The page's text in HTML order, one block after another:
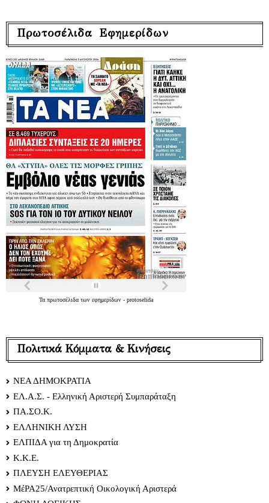
Πρωτοσέλιδα Εφημερίδων
Τα πρωτοσέλιδα των εφημερίδων - protoselida
Πολιτικά Κόμματα & Κινήσεις
ΝΕΑ ΔΗΜΟΚΡΑΤΙΑ
ΕΛ.Α.Σ. - Ελληνική Αριστερή Συμπαράταξη
ΠΑ.ΣΟ.Κ.
ΕΛΛΗΝΙΚΗ ΛΥΣΗ
ΕΛΠΙΔΑ για τη Δημοκρατία
Κ.Κ.Ε.
ΠΛΕΥΣΗ ΕΛΕΥΘΕΡΙΑΣ
ΜέΡΑ25/Ανατρεπτική Οικολογική Αριστερά